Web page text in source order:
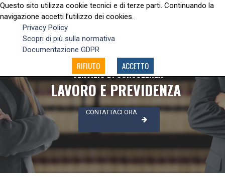
SERVIZIO DI CONSULENZA
LAVORO E PREVIDENZA
CONTATTACI ORA
Questo sito utilizza cookie tecnici e di terze parti. Continuando la
navigazione accetti l’utilizzo dei cookies.
Privacy Policy
Scopri di più sulla normativa
Documentazione GDPR
RIFIUTO ACCETTO